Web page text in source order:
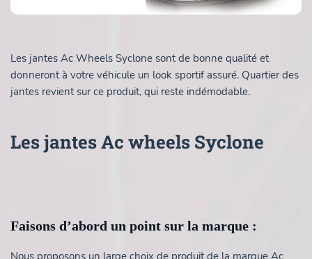
Les jantes Ac Wheels Syclone sont de bonne qualité et
donneront à votre véhicule un look sportif assuré. Quartier des
jantes revient sur ce produit, qui reste indémodable.
Les jantes Ac wheels Syclone
Faisons d’abord un point sur la marque :
Nous proposons un large choix de produit de la marque Ac